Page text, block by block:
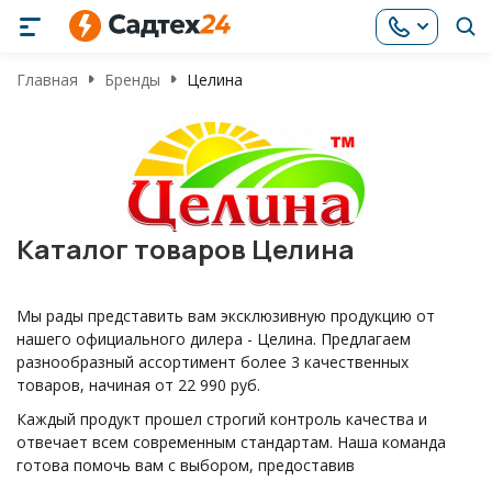
Главная Бренды Целина
Каталог товаров Целина
Мы рады представить вам эксклюзивную продукцию от
нашего официального дилера - Целина. Предлагаем
разнообразный ассортимент более 3 качественных
товаров, начиная от 22 990 руб.
Каждый продукт прошел строгий контроль качества и
отвечает всем современным стандартам. Наша команда
готова помочь вам с выбором, предоставив